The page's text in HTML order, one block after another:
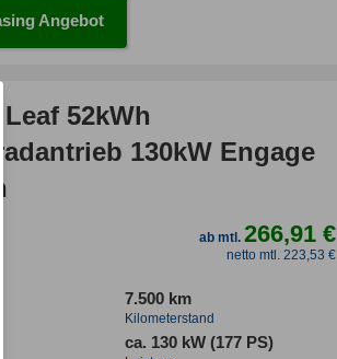
Angebot
52kWh
130kW Engage
ab mtl.266,91 €
netto mtl. 223,53 €
7.500 km
Kilometerstand
ca. 130 kW (177 PS)